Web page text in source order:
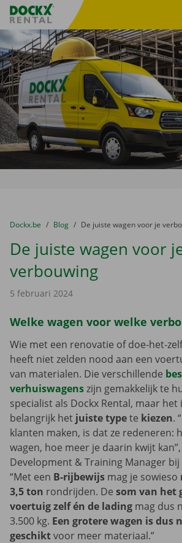
Ga naar inhoud
Taalselectie overslaan
Fratello DEMO
U bevindt zich hier:
van
Dockx.be naar
Blog naar
De juiste wagen voor je
De juiste wagen voor
verbouwing
5 februari 2024
Welke wagen voor welke
Wie met een renovatie of doe-het-
heeft niet zelden nood aan een
van materialen. Die verschillende
verhuiswagenszijn gemakkelijk te
specialist als Dockx Rental, maar het
belangrijk het juiste typete kiezen.
klanten maken, is dat ze redeneren:
wagen, hoe meer je daarin kwijt
Development & Training Manager bij
“Met een B-rijbewijs mag je sowieso
3,5 ton rondrijden. De som van het
voertuig zelf én de lading mag dus
3.500 kg. Een grotere wagen is dus
geschiktvoor meer materiaal.”